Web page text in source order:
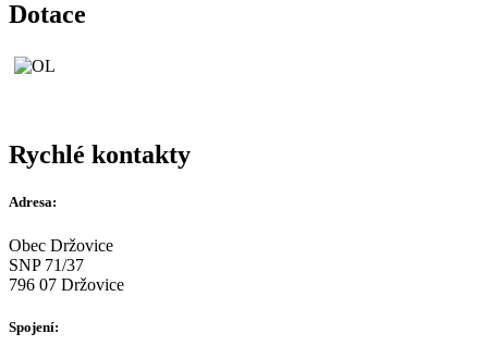
Dotace
Rychlé kontakty
Adresa:
Obec Držovice
SNP 71/37
796 07 Držovice
Spojení: